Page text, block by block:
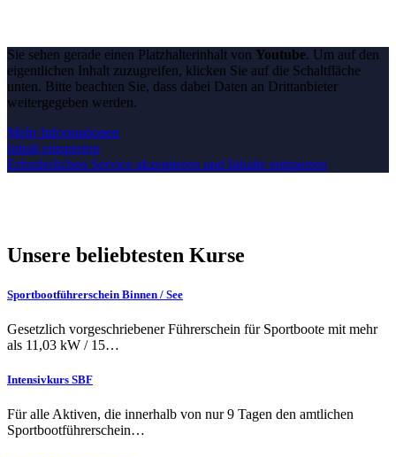
Sie sehen gerade einen Platzhalterinhalt von Youtube. Um auf den
eigentlichen Inhalt zuzugreifen, klicken Sie auf die Schaltfläche
unten. Bitte beachten Sie, dass dabei Daten an Drittanbieter
weitergegeben werden.
Mehr Informationen
Inhalt entsperren
Erforderlichen Service akzeptieren und Inhalte entsperren
Unsere beliebtesten Kurse
Sportbootführerschein Binnen / See
Gesetzlich vorgeschriebener Führerschein für Sportboote mit mehr
als 11,03 kW / 15…
Intensivkurs SBF
Für alle Aktiven, die innerhalb von nur 9 Tagen den amtlichen
Sportbootführerschein…